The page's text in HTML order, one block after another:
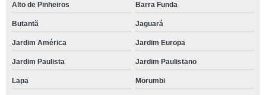
Alto de Pinheiros
Barra Funda
Butantã Jaguará
Jardim América Jardim Europa
Jardim Paulista Jardim Paulistano
Lapa Morumbi